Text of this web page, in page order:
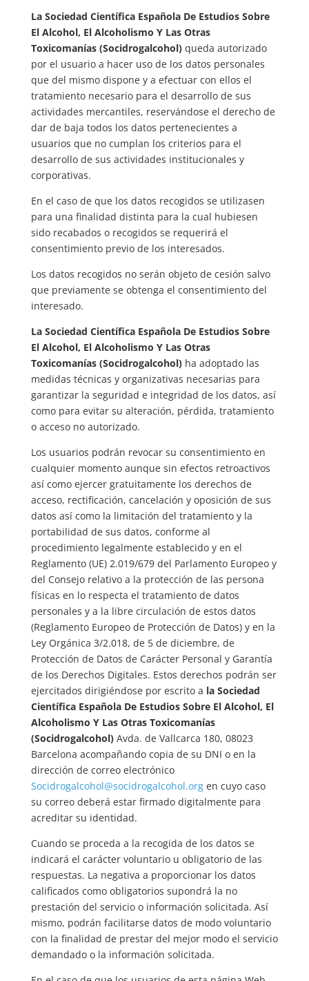
La Sociedad Científica Española De Estudios Sobre
El Alcohol, El Alcoholismo Y Las Otras
Toxicomanías (Socidrogalcohol) queda autorizado
por el usuario a hacer uso de los datos personales
que del mismo dispone y a efectuar con ellos el
tratamiento necesario para el desarrollo de sus
actividades mercantiles, reservándose el derecho de
dar de baja todos los datos pertenecientes a
usuarios que no cumplan los criterios para el
desarrollo de sus actividades institucionales y
corporativas.
En el caso de que los datos recogidos se utilizasen
para una finalidad distinta para la cual hubiesen
sido recabados o recogidos se requerirá el
consentimiento previo de los interesados.
Los datos recogidos no serán objeto de cesión salvo
que previamente se obtenga el consentimiento del
interesado.
La Sociedad Científica Española De Estudios Sobre
El Alcohol, El Alcoholismo Y Las Otras
Toxicomanías (Socidrogalcohol) ha adoptado las
medidas técnicas y organizativas necesarias para
garantizar la seguridad e integridad de los datos, así
como para evitar su alteración, pérdida, tratamiento
o acceso no autorizado.
Los usuarios podrán revocar su consentimiento en
cualquier momento aunque sin efectos retroactivos
así como ejercer gratuitamente los derechos de
acceso, rectificación, cancelación y oposición de sus
datos así como la limitación del tratamiento y la
portabilidad de sus datos, conforme al
procedimiento legalmente establecido y en el
Reglamento (UE) 2.019/679 del Parlamento Europeo y
del Consejo relativo a la protección de las persona
físicas en lo respecta el tratamiento de datos
personales y a la libre circulación de estos datos
(Reglamento Europeo de Protección de Datos) y en la
Ley Orgánica 3/2.018, de 5 de diciembre, de
Protección de Datos de Carácter Personal y Garantía
de los Derechos Digitales. Estos derechos podrán ser
ejercitados dirigiéndose por escrito a la Sociedad
Científica Española De Estudios Sobre El Alcohol, El
Alcoholismo Y Las Otras Toxicomanías
(Socidrogalcohol) Avda. de Vallcarca 180, 08023
Barcelona acompañando copia de su DNI o en la
dirección de correo electrónico
Socidrogalcohol@socidrogalcohol.org en cuyo caso
su correo deberá estar firmado digitalmente para
acreditar su identidad.
Cuando se proceda a la recogida de los datos se
indicará el carácter voluntario u obligatorio de las
respuestas. La negativa a proporcionar los datos
calificados como obligatorios supondrá la no
prestación del servicio o información solicitada. Así
mismo, podrán facilitarse datos de modo voluntario
con la finalidad de prestar del mejor modo el servicio
demandado o la información solicitada.